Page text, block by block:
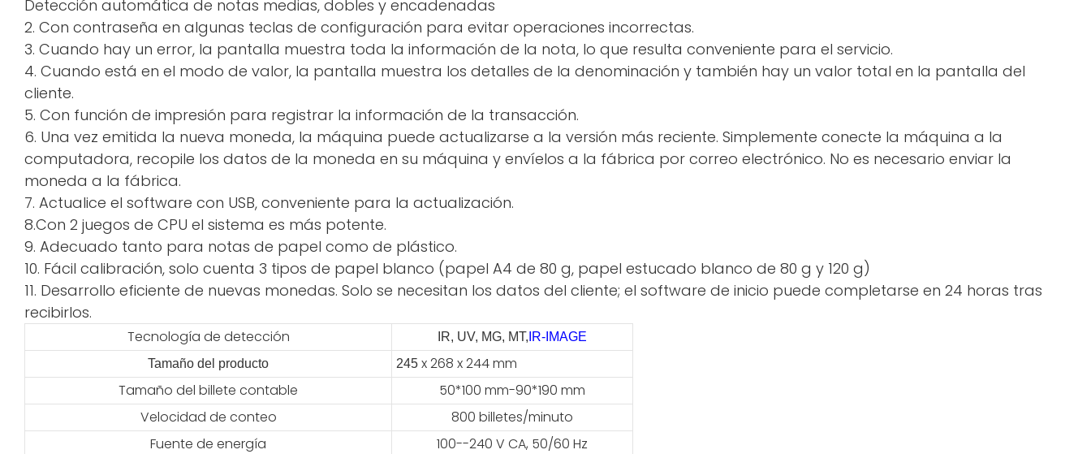
Detección automática de notas medias, dobles y encadenadas
2. Con contraseña en algunas teclas de configuración para evitar operaciones incorrectas.
3. Cuando hay un error, la pantalla muestra toda la información de la nota, lo que resulta conveniente para el servicio.
4. Cuando está en el modo de valor, la pantalla muestra los detalles de la denominación y también hay un valor total en la pantalla del
cliente.
5. Con función de impresión para registrar la información de la transacción.
6. Una vez emitida la nueva moneda, la máquina puede actualizarse a la versión más reciente. Simplemente conecte la máquina a la
computadora, recopile los datos de la moneda en su máquina y envíelos a la fábrica por correo electrónico. No es necesario enviar la
moneda a la fábrica.
7. Actualice el software con USB, conveniente para la actualización.
8.Con 2 juegos de CPU el sistema es más potente.
9. Adecuado tanto para notas de papel como de plástico.
10. Fácil calibración, solo cuenta 3 tipos de papel blanco (papel A4 de 80 g, papel estucado blanco de 80 g y 120 g)
11. Desarrollo eficiente de nuevas monedas. Solo se necesitan los datos del cliente; el software de inicio puede completarse en 24 horas tras
recibirlos.
Tecnología de detección IR, UV, MG, MT, IR-IMAGE
Tamaño del producto
245x 268 x 244 mm
Tamaño del billete contable
50*100 mm-90*190 mm
Velocidad de conteo
800 billetes/minuto
Fuente de energía
100--240 V CA, 50/60 Hz